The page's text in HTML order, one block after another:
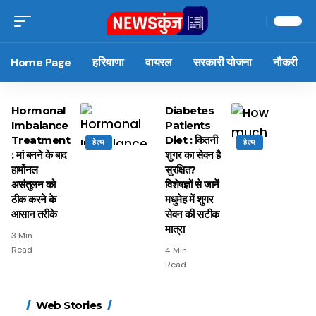
Home Page हरियाणा वायरल सरकारी योजना नौकरी
हेल्थ
Hormonal
Imbalance
Treatment
: मां बनने के बाद
हार्मोनल
असंतुलन को
ठीक करने के
आसान तरीके
3 Min
Read
हेल्थ
Diabetes
Patients
Diet : कितनी
शुगर का सेवन है
सुरक्षित?
विशेषज्ञों से जानें
मधुमेह में शुगर
सेवन की सटीक
मात्रा
4 Min
Read
Web Stories
15 नवंबर से लागू होंगे
मोटापे को कम करने के लिए